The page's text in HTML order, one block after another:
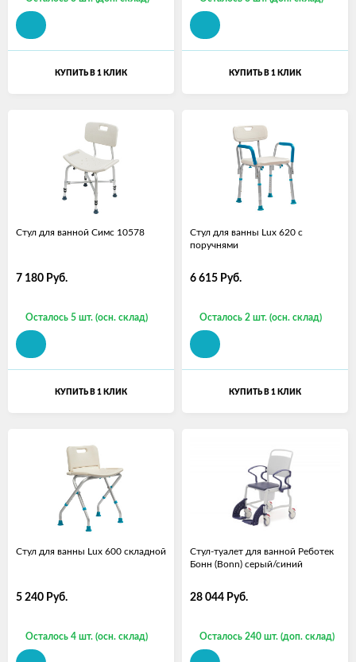
КУПИТЬ В 1 КЛИК КУПИТЬ В 1 КЛИК
Стул для ванной Симс 10578
7 180 Руб.
Осталось 5 шт. (осн. склад)
КУПИТЬ В 1 КЛИК
Стул для ванны Lux 620 с
поручнями
6 615 Руб.
Осталось 2 шт. (осн. склад)
КУПИТЬ В 1 КЛИК
Стул для ванны Lux 600 складной
5 240 Руб.
Осталось 4 шт. (осн. склад)
Стул-туалет для ванной Реботек
Бонн (Bonn) серый/синий
28 044 Руб.
Осталось 240 шт. (доп. склад)